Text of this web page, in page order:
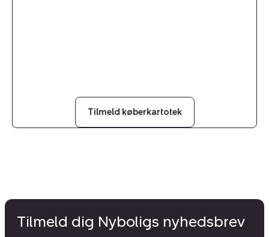
Tilmeld køberkartotek
Tilmeld dig Nyboligs nyhedsbrev